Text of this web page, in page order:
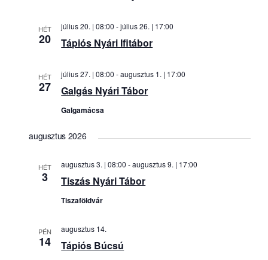
HÉT
20 Tápiós Nyári Ifitábor
július 20. | 08:00 -július 26. | 17:00
HÉT
27 Galgás Nyári Tábor
július 27. | 08:00 -augusztus 1. | 17:00
Galgamácsa
augusztus 2026
HÉT
3 Tiszás Nyári Tábor
augusztus 3. | 08:00 -augusztus 9. | 17:00
Tiszaföldvár
PÉN
14 Tápiós Búcsú
augusztus 14.